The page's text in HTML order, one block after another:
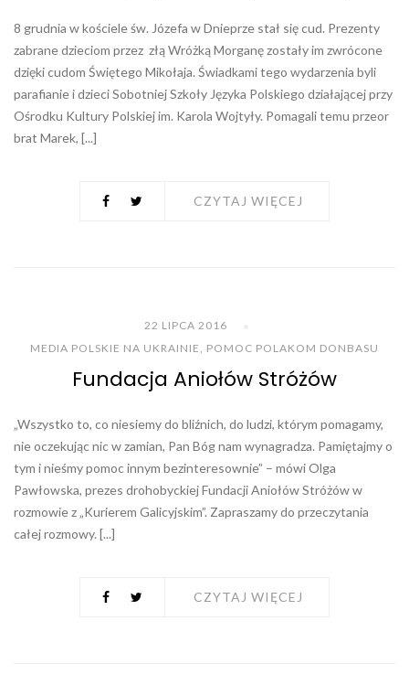
8 grudnia w kościele św. Józefa w Dnieprze stał się cud. Prezenty
zabrane dzieciom przez złą Wróżką Morganę zostały im zwrócone
dzięki cudom Świętego Mikołaja. Świadkami tego wydarzenia byli
parafianie i dzieci Sobotniej Szkoły Języka Polskiego działającej przy
Ośrodku Kultury Polskiej im. Karola Wojtyły. Pomagali temu przeor
brat Marek, [...]
CZYTAJ WIĘCEJ
22 LIPCA 2016
MEDIA POLSKIE NA UKRAINIE, POMOC POLAKOM DONBASU
Fundacja Aniołów Stróżów
„Wszystko to, co niesiemy do bliźnich, do ludzi, którym pomagamy,
nie oczekując nic w zamian, Pan Bóg nam wynagradza. Pamiętajmy o
tym i nieśmy pomoc innym bezinteresownie” – mówi Olga
Pawłowska, prezes drohobyckiej Fundacji Aniołów Stróżów w
rozmowie z „Kurierem Galicyjskim”. Zapraszamy do przeczytania
całej rozmowy. [...]
CZYTAJ WIĘCEJ